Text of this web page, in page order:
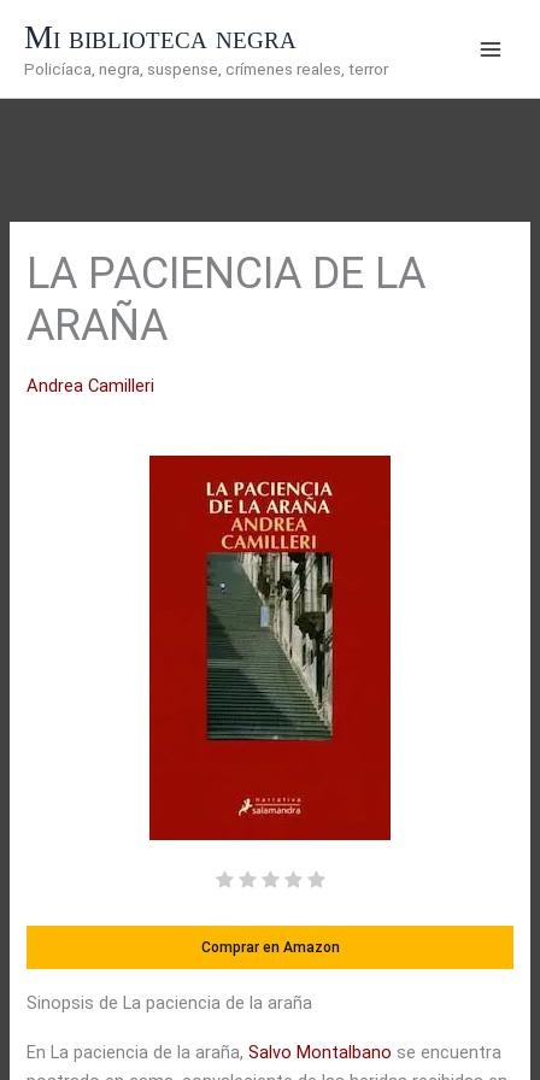
contenido
Mi biblioteca negra
Policíaca, negra, suspense, crímenes reales, terror
LA PACIENCIA DE LA
ARAÑA
Andrea Camilleri
Comprar en Amazon
Sinopsis de La paciencia de la araña
En La paciencia de la araña,Salvo Montalbano se encuentra